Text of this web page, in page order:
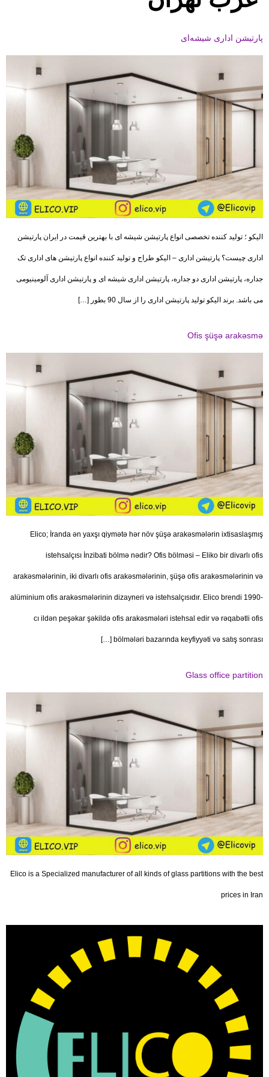
پارتیشن اداری شیشه‌ای
الیکو ؛ تولید کننده تخصصی انواع پارتیشن شیشه ای با بهترین قیمت در ایران پارتیشن
اداری چیست؟ پارتیشن اداری – الیکو طراح و تولید کننده انواع پارتیشن های اداری تک
جداره، پارتیشن اداری دو جداره، پارتیشن اداری شیشه ای و پارتیشن اداری آلومینیومی
می باشد. برند الیکو تولید پارتیشن اداری را از سال 90 بطور […]
Ofis şüşə arakəsmə
Elico; İranda ən yaxşı qiymətə hər növ şüşə arakəsmələrin ixtisaslaşmış
istehsalçısı İnzibati bölmə nədir? Ofis bölməsi – Eliko bir divarlı ofis
arakəsmələrinin, iki divarlı ofis arakəsmələrinin, şüşə ofis arakəsmələrinin və
alüminium ofis arakəsmələrinin dizayneri və istehsalçısıdır. Elico brendi 1990-
cı ildən peşəkar şəkildə ofis arakəsmələri istehsal edir və rəqabətli ofis
bölmələri bazarında keyfiyyəti və satış sonrası […]
Glass office partition
Elico is a Specialized manufacturer of all kinds of glass partitions with the best
prices in Iran